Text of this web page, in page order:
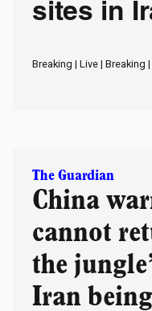
sites in
Breaking | Live | Breaking
The Guardian
China
cannot
the
Iran being